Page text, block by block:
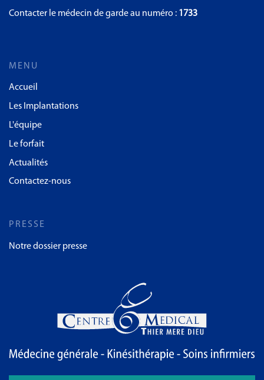
Contacter le médecin de garde au numéro : 1733
MENU
Accueil
Les Implantations
L'équipe
Le forfait
Actualités
Contactez-nous
PRESSE
Notre dossier presse